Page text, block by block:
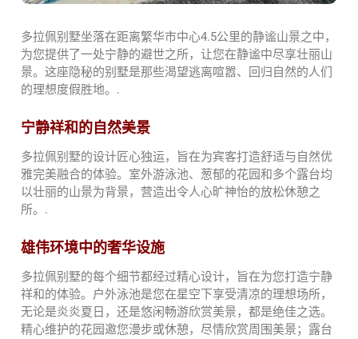
多拉佩别墅坐落在距离繁华市中心4.5公里的静谧山景之中，
为您提供了一处宁静的避世之所，让您在静谧中尽享壮丽山
景。这座隐秘的别墅是那些渴望逃离喧嚣、回归自然的人们
的理想度假胜地。.
宁静祥和的自然美景
多拉佩别墅的设计匠心独运，旨在为宾客打造舒适与自然优
雅完美融合的体验。室外游泳池、葱郁的花园和多个露台均
以壮丽的山景为背景，营造出令人心旷神怡的放松休憩之
所。.
雄伟环境中的奢华设施
多拉佩别墅的每个细节都经过精心设计，旨在为您打造宁静
祥和的体验。户外泳池是您在星空下享受清凉的理想场所，
无论是炎炎夏日，还是悠闲畅游欣赏美景，都是绝佳之选。
精心维护的花园邀您漫步或休憩，尽情欣赏周围美景；露台